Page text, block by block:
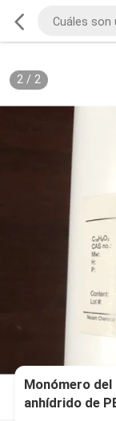
2/ 2
Monómero
anhídrido de